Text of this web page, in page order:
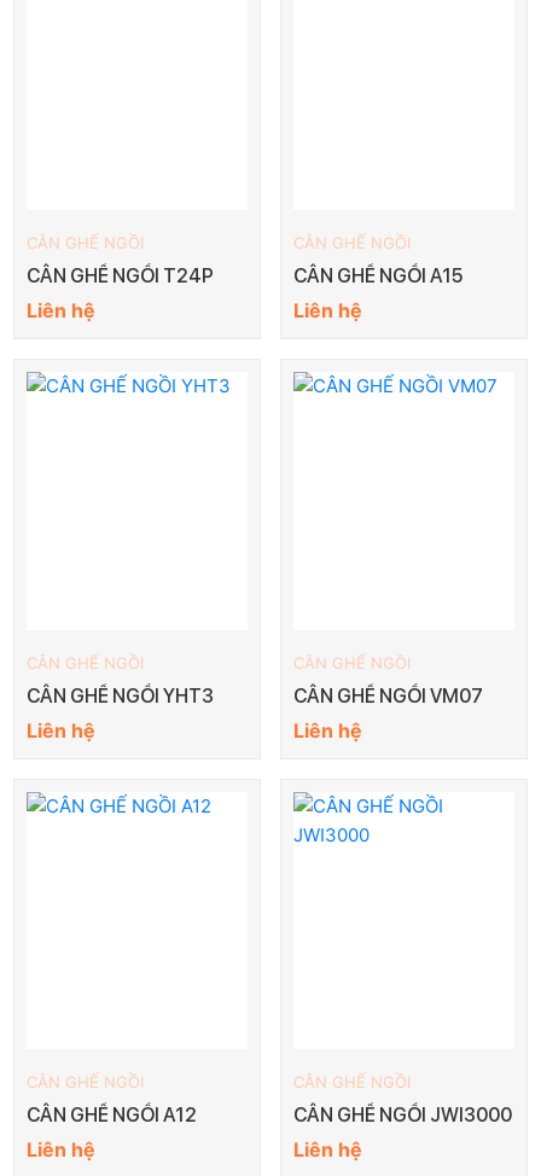
CÂN GHẾ NGỒI
CÂN GHẾ NGỒI T24P
Liên hệ
CÂN GHẾ NGỒI
CÂN GHẾ NGỒI A15
Liên hệ
CÂN GHẾ NGỒI
CÂN GHẾ NGỒI YHT3
Liên hệ
CÂN GHẾ NGỒI
CÂN GHẾ NGỒI VM07
Liên hệ
CÂN GHẾ NGỒI
CÂN GHẾ NGỒI A12
Liên hệ
CÂN GHẾ NGỒI
CÂN GHẾ NGỒI JWI3000
Liên hệ